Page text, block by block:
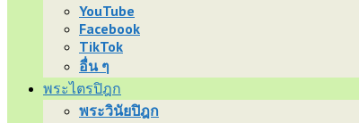
YouTube
Facebook
TikTok
อื่น ๆ
พระไตรปิฎก
พระวินัยปิฎก